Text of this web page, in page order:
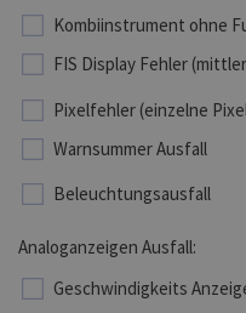
Kombiinstrument ohne
FIS Display Fehler
Pixelfehler (einzelne
Warnsummer Ausfall
Beleuchtungsausfall
Analoganzeigen Ausfall:
Geschwindigkeits